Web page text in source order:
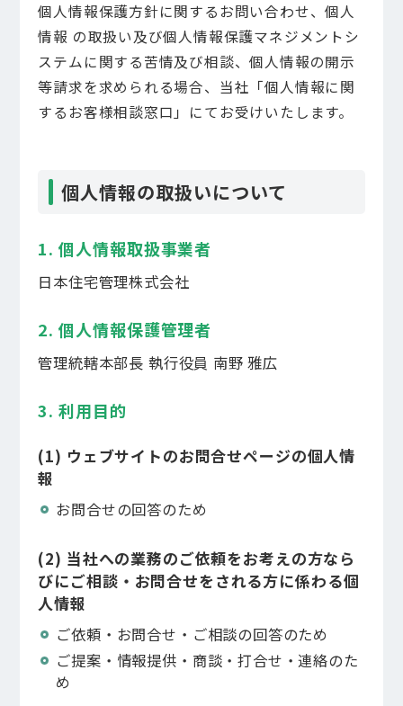
私たちのこと
先輩社員の声
エントリーフォーム
ここで働くこと​
企業情報
個人情報保護方針に関するお問い合わせ、個人
情報 の取扱い及び個人情報保護マネジメントシ
ステムに関する苦情及び相談、個人情報の開示
等請求を求められる場合、当社「個人情報に関
するお客様相談窓口」にてお受けいたします。
個人情報の取扱いについて
1. 個人情報取扱事業者
日本住宅管理株式会社
2. 個人情報保護管理者
管理統轄本部長 執行役員 南野 雅広
3. 利用目的
(1) ウェブサイトのお問合せページの個人情
報
お問合せの回答のため
(2) 当社への業務のご依頼をお考えの方なら
びにご相談・お問合せをされる方に係わる個
人情報
ご依頼・お問合せ・ご相談の回答のため
ご提案・情報提供・商談・打合せ・連絡のた
め